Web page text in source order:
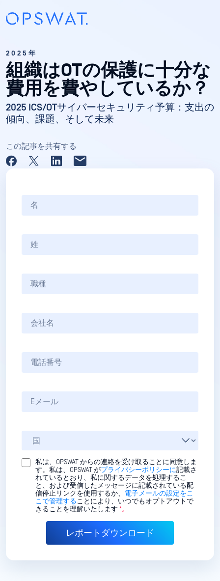
2025年
組織はOTの保護に十分な
費用を費やしているか？
2025 ICS/OTサイバーセキュリティ予算：支出の
傾向、課題、そして未来
この記事を共有する
私は、OPSWAT からの連絡を受け取ることに同意しま
す。私は、OPSWAT がプライバシーポリシーに記載さ
れているとおり、私に関するデータを処理するこ
と、および受信したメッセージに記載されている配
信停止リンクを使用するか、 電子メールの設定をこ
こで管理することにより、いつでもオプトアウトで
きることを理解いたします *。